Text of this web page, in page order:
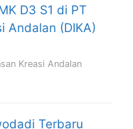
D3 S1 di PT
Andalan (DIKA)
Kreasi Andalan
Terbaru